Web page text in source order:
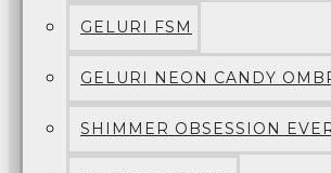
GELURI FSM
GELURI NEON CANDY
SHIMMER OBSESSION